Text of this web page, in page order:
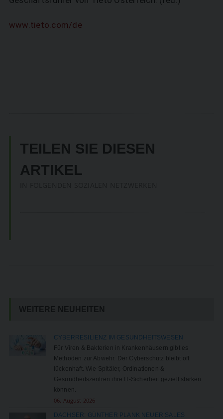
www.tieto.com/de
TEILEN SIE DIESEN
ARTIKEL
WEITERE NEUHEITEN
CYBERRESILIENZ IM GESUNDHEITSWESEN
Für Viren & Bakterien in Krankenhäusern gibt es
Methoden zur Abwehr. Der Cyberschutz bleibt oft
lückenhaft. Wie Spitäler, Ordinationen &
Gesundheitszentren ihre IT-Sicherheit gezielt stärken
können.
06. August 2026
DACHSER: GÜNTHER PLANK NEUER SALES